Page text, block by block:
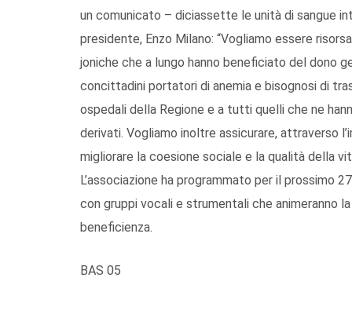
un comunicato – diciassette le unità di sangue
presidente, Enzo Milano: “Vogliamo essere
joniche che a lungo hanno beneficiato del dono
concittadini portatori di anemia e bisognosi di
ospedali della Regione e a tutti quelli che ne
derivati. Vogliamo inoltre assicurare, attraverso
migliorare la coesione sociale e la qualità della
L’associazione ha programmato per il prossimo
con gruppi vocali e strumentali che animeranno
beneficienza.
BAS 05